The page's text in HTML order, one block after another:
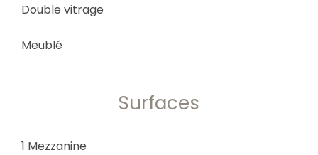
Double vitrage
Meublé
Surfaces
1 Mezzanine